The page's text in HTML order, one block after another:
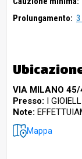
Prolungamento: 3
VIA MILANO
Presso: I
Note:
Mappa